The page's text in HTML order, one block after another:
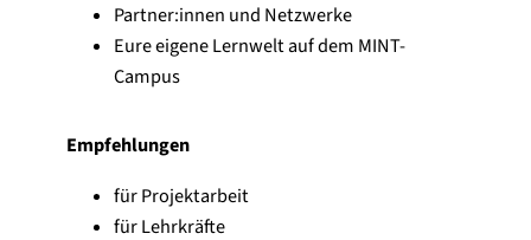
Partner:innen und Netzwerke
Eure eigene Lernwelt auf dem MINT-
Campus
Empfehlungen
für Projektarbeit
für Lehrkräfte